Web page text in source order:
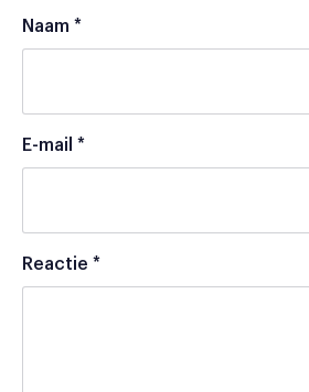
Naam *
E-mail *
Reactie *